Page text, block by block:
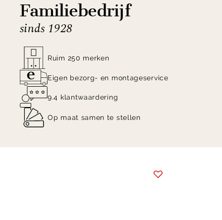
Familiebedrijf
sinds 1928
Ruim 250 merken
Eigen bezorg- en montageservice
9.4 klantwaardering
Op maat samen te stellen